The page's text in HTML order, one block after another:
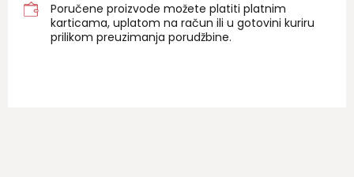
Poručene proizvode možete platiti platnim
karticama, uplatom na račun ili u gotovini kuriru
prilikom preuzimanja porudžbine.